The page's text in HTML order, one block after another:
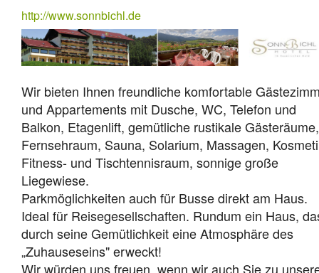
http://www.sonnbichl.de
Wir bieten Ihnen freundliche komfortable
und Appartements mit Dusche, WC, Telefon und
Balkon, Etagenlift, gemütliche rustikale Gästeräume,
Fernsehraum, Sauna, Solarium, Massagen,
Fitness- und Tischtennisraum, sonnige große
Liegewiese.
Parkmöglichkeiten auch für Busse direkt am Haus.
Ideal für Reisegesellschaften. Rundum ein Haus,
durch seine Gemütlichkeit eine Atmosphäre des
„Zuhauseseins" erweckt!
Wir würden uns freuen, wenn wir auch Sie zu